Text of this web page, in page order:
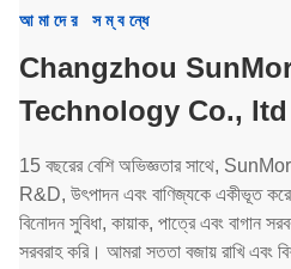
আমাদের সম্বন্ধে
Changzhou
Technology Co., ltd
15 বছরের বেশি অভিজ্ঞতার সাথে,
R&D, উৎপাদন এবং বাণিজ্যকে একীভূত করে।
বিনোদন সুবিধা, কায়াক, পাত্রে এবং বাগান
সরবরাহ করি। আমরা সততা বজায় রাখি এবং